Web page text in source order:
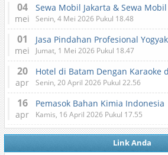
04
mei Senin, 4 Mei 2026 Pukul 18.48
01
mei
Jasa Pindahan Profesional
Jumat, 1 Mei 2026 Pukul 18.47
20
apr
Hotel di Batam Dengan Karaoke
Senin, 20 April 2026 Pukul 22.56
16
apr
Pemasok Bahan Kimia Indonesia
Kamis, 16 April 2026 Pukul 17.55
Link Anda